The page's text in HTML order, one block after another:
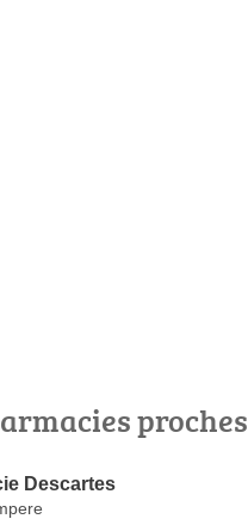
proches
Descartes